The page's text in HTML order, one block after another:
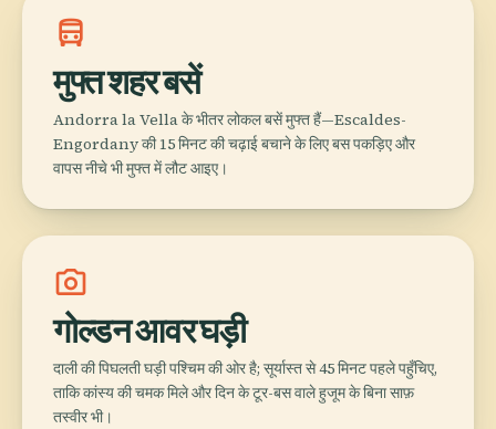
directions_bus
मुफ्त शहर बसें
Andorra la Vella के भीतर लोकल बसें मुफ्त हैं—Escaldes-
Engordany की 15 मिनट की चढ़ाई बचाने के लिए बस पकड़िए और
वापस नीचे भी मुफ्त में लौट आइए।
photo_camera
गोल्डन आवर घड़ी
दाली की पिघलती घड़ी पश्चिम की ओर है; सूर्यास्त से 45 मिनट पहले पहुँचिए,
ताकि कांस्य की चमक मिले और दिन के टूर-बस वाले हुजूम के बिना साफ़
तस्वीर भी।